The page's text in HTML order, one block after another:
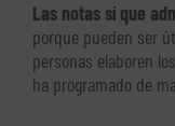
Las notas sí que
porque pueden ser
personas elaboren
ha programado de